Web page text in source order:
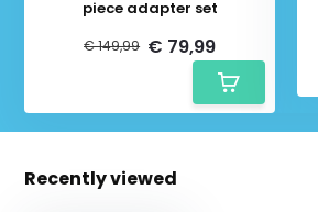
piece adapter set
€ 149,99 € 79,99
Recently viewed